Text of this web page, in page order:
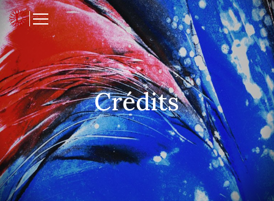
L
Crédits
Panneau de gestion des cookies